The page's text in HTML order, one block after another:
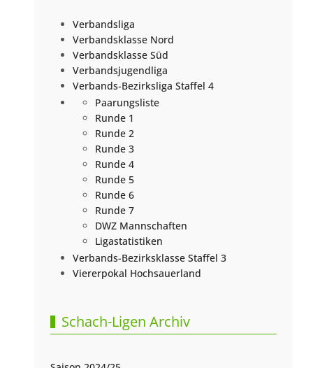
Verbandsliga
Verbandsklasse Nord
Verbandsklasse Süd
Verbandsjugendliga
Verbands-Bezirksliga Staffel 4
Paarungsliste
Runde 1
Runde 2
Runde 3
Runde 4
Runde 5
Runde 6
Runde 7
DWZ Mannschaften
Ligastatistiken
Verbands-Bezirksklasse Staffel 3
Viererpokal Hochsauerland
Schach-Ligen Archiv